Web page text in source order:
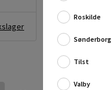
Roskilde
Sønderborg
Tilst
Valby